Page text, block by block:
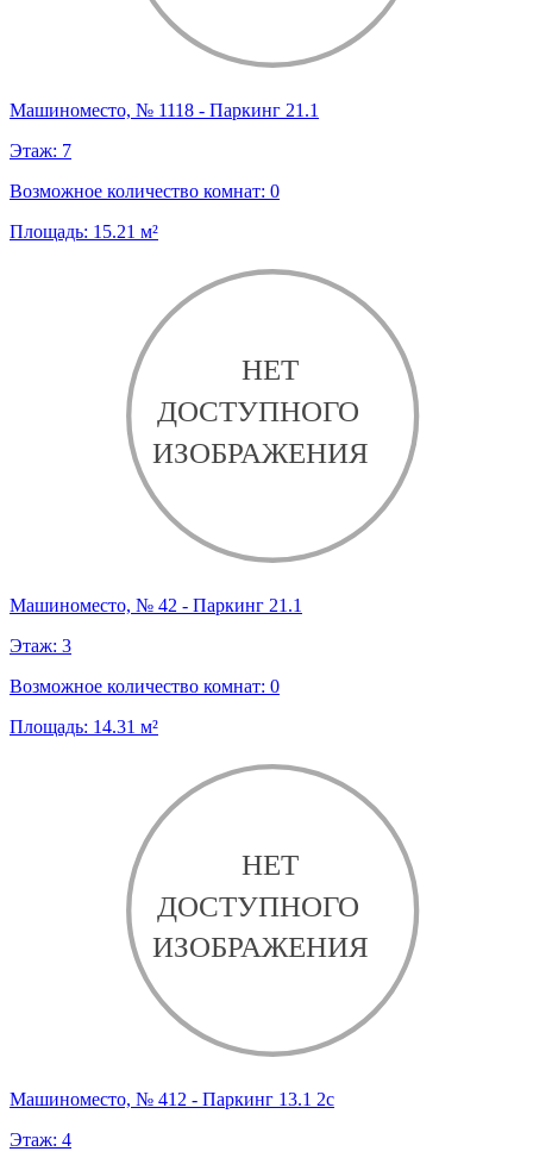
Машиноместо, № 1118 - Паркинг 21.1
Этаж: 7
Возможное количество комнат: 0
Площадь: 15.21 м²
Машиноместо, № 42 - Паркинг 21.1
Этаж: 3
Возможное количество комнат: 0
Площадь: 14.31 м²
Машиноместо, № 412 - Паркинг 13.1 2с
Этаж: 4